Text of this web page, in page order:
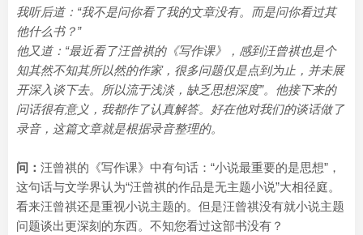
我听后道：“我不是问你看了我的文章没有。而是问你看过其
他什么书？”
他又道：“最近看了汪曾祺的《写作课》，感到汪曾祺也是个
知其然不知其所以然的作家，很多问题仅是点到为止，并未展
开深入谈下去。所以流于浅淡，缺乏思想深度”。他接下来的
问话很有意义，我都作了认真解答。好在他对我们的谈话做了
录音，这篇文章就是根据录音整理的。
问： 汪曾祺的《写作课》中有句话：“小说最重要的是思想”，
这句话与文学界认为“汪曾祺的作品是无主题小说”大相径庭。
看来汪曾祺还是重视小说主题的。但是汪曾祺没有就小说主题
问题谈出更深刻的东西。不知您看过这部书没有？